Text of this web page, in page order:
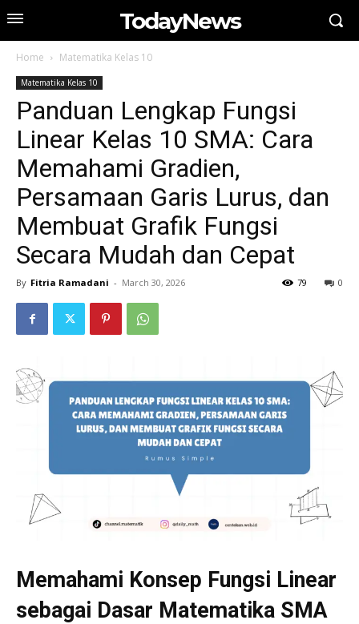
TodayNews
Home Matematika Kelas 10
Matematika Kelas 10
Panduan Lengkap Fungsi
Linear Kelas 10 SMA: Cara
Memahami Gradien,
Persamaan Garis Lurus, dan
Membuat Grafik Fungsi
Secara Mudah dan Cepat
By Fitria Ramadani - March 30, 2026 0
79
Memahami Konsep Fungsi Linear
sebagai Dasar Matematika SMA